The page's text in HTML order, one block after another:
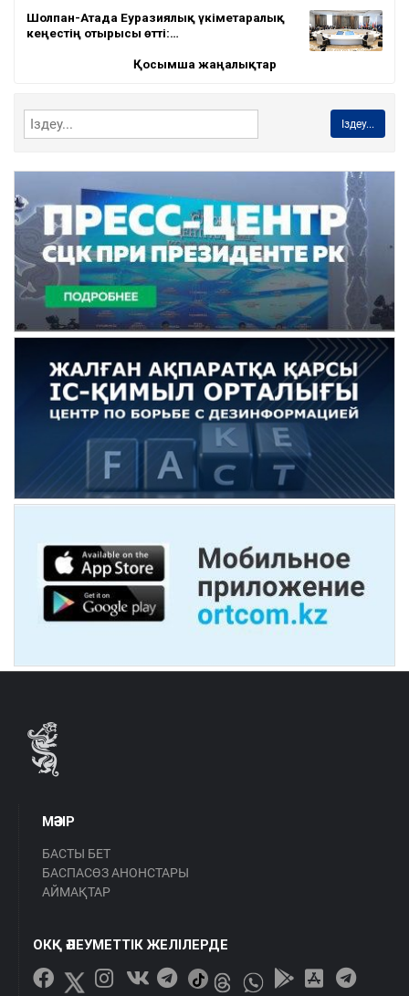
Шолпан-Атада Еуразиялық үкіметаралық
кеңестің отырысы өтті:…
Қосымша жаңалықтар
Іздеу...
МӘЗІР
БАСТЫ БЕТ
БАСПАСӨЗ АНОНСТАРЫ
АЙМАҚТАР
ОКҚ ӘЛЕУМЕТТІК ЖЕЛІЛЕРДЕ